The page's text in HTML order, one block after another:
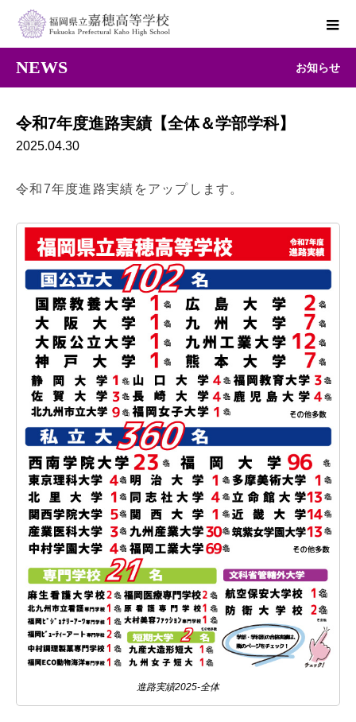
NEWS お知らせ
令和7年度進路実績【全体＆学部学科】
2025.04.30
令和7年度進路実績をアップします。
進路実績2025-全体